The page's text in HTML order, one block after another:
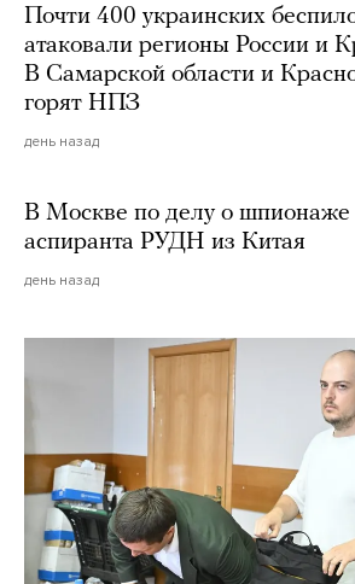
Почти 400 украинских
атаковали регионы России и
В Самарской области и
горят НПЗ
день назад
В Москве по делу о шпионаже
аспиранта РУДН из Китая
день назад